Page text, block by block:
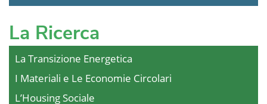
La Ricerca
La Transizione Energetica
I Materiali e Le Economie Circolari
L’Housing Sociale